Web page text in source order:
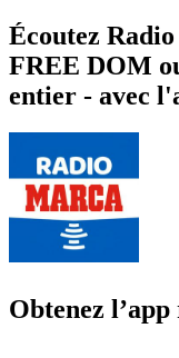
Écoutez
FREE DOM
entier - avec
Obtenez